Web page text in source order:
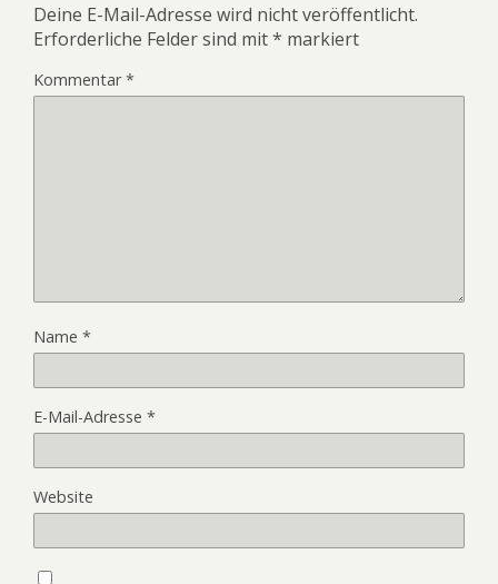
Deine E-Mail-Adresse wird nicht veröffentlicht.
Erforderliche Felder sind mit* markiert
Kommentar*
Name *
E-Mail-Adresse *
Website